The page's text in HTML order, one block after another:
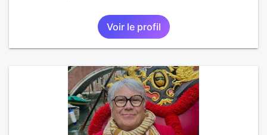
Voir le profil